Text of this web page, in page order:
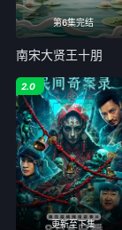
第6集完结
南宋大贤王十朋
更新至下集
2.0